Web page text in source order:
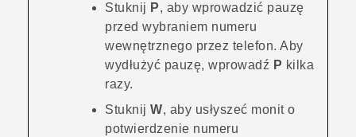
Stuknij P, aby wprowadzić pauzę
przed wybraniem numeru
wewnętrznego przez telefon. Aby
wydłużyć pauzę, wprowadź P kilka
razy.
Stuknij W, aby usłyszeć monit o
potwierdzenie numeru